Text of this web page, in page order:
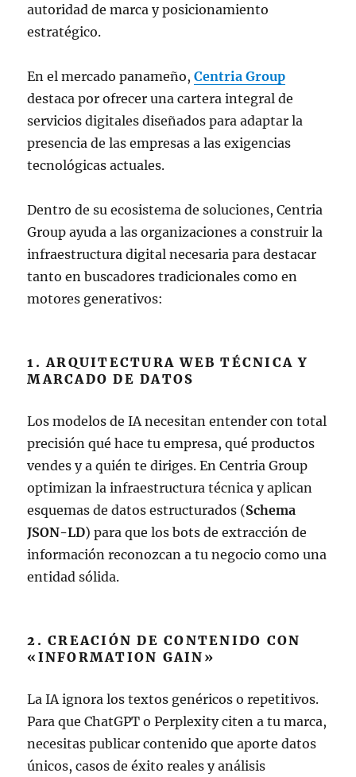
autoridad de marca y posicionamiento
estratégico.
En el mercado panameño,Centria Group
destaca por ofrecer una cartera integral de
servicios digitales diseñados para adaptar la
presencia de las empresas a las exigencias
tecnológicas actuales.
Dentro de su ecosistema de soluciones, Centria
Group ayuda a las organizaciones a construir la
infraestructura digital necesaria para destacar
tanto en buscadores tradicionales como en
motores generativos:
1. ARQUITECTURA WEB TÉCNICA Y
MARCADO DE DATOS
Los modelos de IA necesitan entender con total
precisión qué hace tu empresa, qué productos
vendes y a quién te diriges. En Centria Group
optimizan la infraestructura técnica y aplican
esquemas de datos estructurados (Schema
JSON-LD) para que los bots de extracción de
información reconozcan a tu negocio como una
entidad sólida.
2. CREACIÓN DE CONTENIDO CON
«INFORMATION GAIN»
La IA ignora los textos genéricos o repetitivos.
Para que ChatGPT o Perplexity citen a tu marca,
necesitas publicar contenido que aporte datos
únicos, casos de éxito reales y análisis